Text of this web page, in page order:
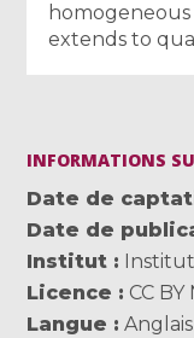
homogeneous
extends to
INFORMATIONS
Date de
Date de
Institut
Licence
CC BY
Langue
Anglais